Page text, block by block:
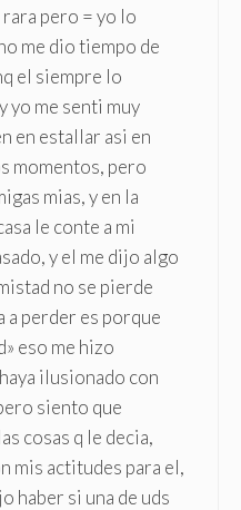
pero = yo lo
me dio tiempo de
el siempre lo
yo me senti muy
en estallar asi en
momentos, pero
mias, y en la
le conte a mi
y el me dijo algo
no se pierde
a perder es porque
eso me hizo
ilusionado con
siento que
cosas q le decia,
mis actitudes para el,
haber si una de uds